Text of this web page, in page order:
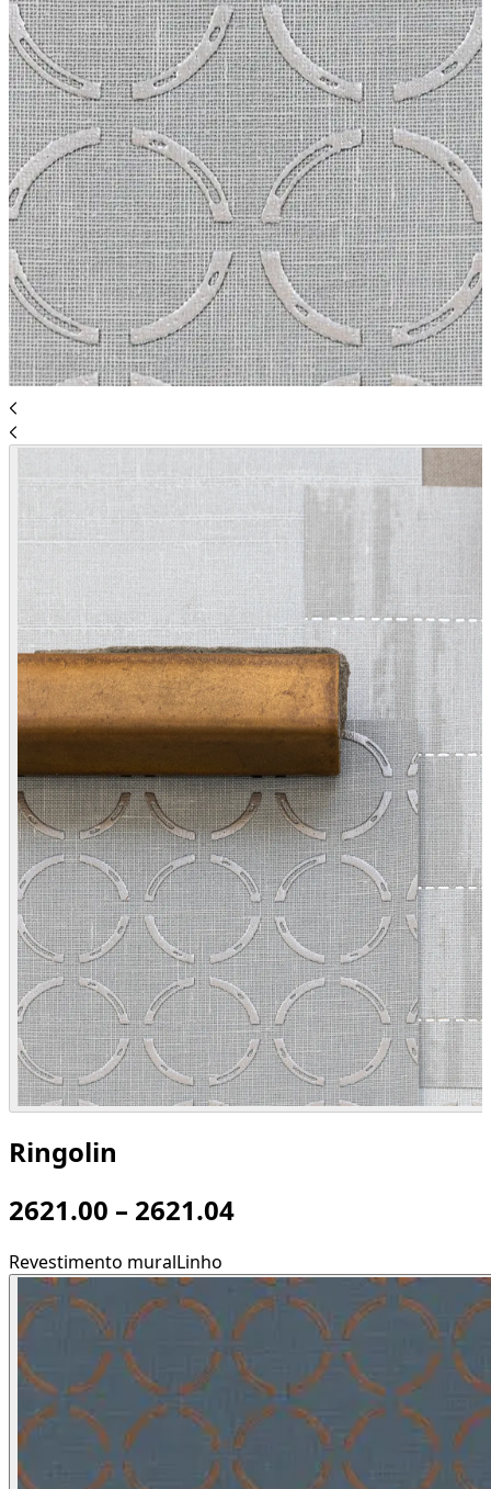
Ringolin
2621.00 – 2621.04
Revestimento muralLinho